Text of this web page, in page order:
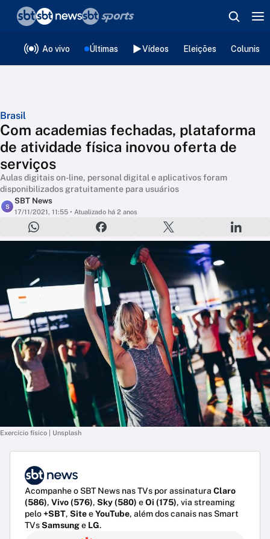
Ao vivo Últimas Vídeos Eleições
Brasil
Com academias fechadas, plataforma
de atividade física inovou oferta de
serviços
Aulas digitais on-line, personal digital e aplicativos foram
disponibilizados gratuitamente para usuários
S
SBT News
17/11/2021, 11:55 • Atualizado há 2 anos
Exercício físico | Unsplash
Acompanhe o SBT News nas TVs por assinatura Claro
(586), Vivo (576), Sky (580) eOi (175), via streaming
pelo+SBT, SiteeYouTube, além dos canais nas Smart
TVsSamsunge LG.
❮voltar
Editorias